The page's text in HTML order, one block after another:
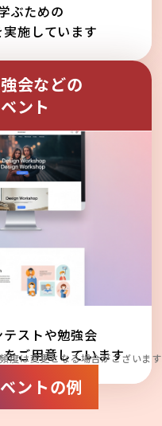
ぶための
施しています
会などの
ント
ストや勉強会
ご用意しています
度は変更となる場合がございます
ントの例